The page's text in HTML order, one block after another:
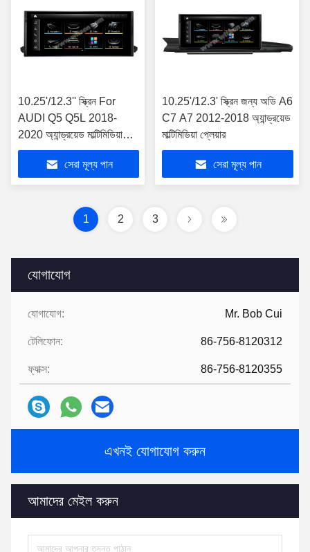
যোগাযোগ
যোগাযোগ: Mr. Bob Cui
টেলিফোন: 86-756-8120312
ফ্যাক্স: 86-756-8120355
এখনই যোগাযোগ করুন
আমাদের মেইল ​​করুন
10.25'/12.3'' স্ক্রিন For
AUDI Q5 Q5L 2018-
2020 অ্যান্ড্রয়েড মাল্টিমিডিয়া
প্লেয়ার
সেরা মূল্য পান
10.25'/12.3' স্ক্রিন জন্য অডি A6
C7 A7 2012-2018 অ্যান্ড্রয়েড
মাল্টিমিডিয়া প্লেয়ার
সেরা মূল্য পান
1 2 3